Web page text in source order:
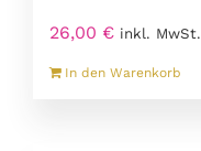
26,00 € inkl. MwSt.
In den Warenkorb